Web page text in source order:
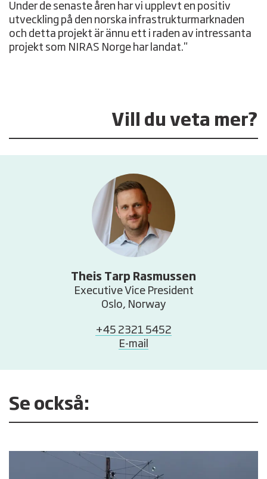
Under de senaste åren har vi upplevt en positiv
utveckling på den norska infrastrukturmarknaden
och detta projekt är ännu ett i raden av intressanta
projekt som NIRAS Norge har landat."
Vill du veta mer?
Theis Tarp Rasmussen
Executive Vice President
Oslo, Norway
+45 2321 5452
E-mail
Se också: